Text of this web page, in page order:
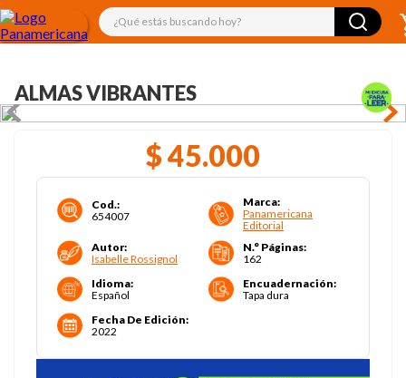
¿Qué estás buscando hoy?
ALMAS VIBRANTES
$45.000
Cod.:
654007
Marca:
Panamericana
Editorial
Autor:
Isabelle Rossignol
N.° Páginas:
162
Idioma:
Español
Encuadernación:
Tapa dura
Fecha De Edición:
2022